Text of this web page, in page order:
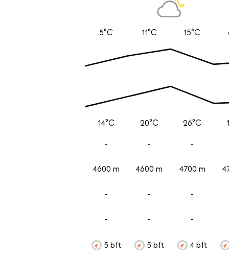
5°C
14°C
-
4600 m
-
-
5 bft
11°C
20°C
-
4600 m
-
-
5 bft
15°C
26°C
-
4700 m
-
-
4 bft